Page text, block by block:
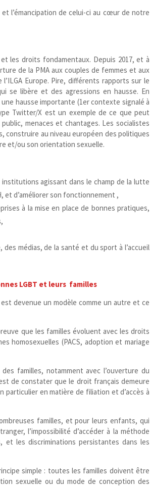
l’émancipation de celui-​ci au cœur de notre
les droits fondamentaux. Depuis 2017, et à
de la PMA aux couples de femmes et aux
Europe. Pire, différents rapports sur le
se libère et des agressions en hausse. En
hausse importante (1ercontexte signalé à
Twitter/​X est un exemple de ce que peut
menaces et chantages. Les socialistes
construire au niveau européen des politiques
et/​ou son orientation sexuelle.
agissant dans le champ de la lutte
et d’améliorer son fonctionnement ,
à la mise en place de bonnes pratiques,
médias, de la santé et du sport à l’accueil
LGBT et leurs familles
devenue un modèle comme un autre et ce
que les familles évoluent avec les droits
homosexuelles (PACS, adoption et mariage
familles, notamment avec l’ouverture du
de constater que le droit français demeure
particulier en matière de filiation et d’accès à
familles, et pour leurs enfants, qui
l’impossibilité d’accéder à la méthode
et les discriminations persistantes dans les
simple : toutes les familles doivent être
sexuelle ou du mode de conception des